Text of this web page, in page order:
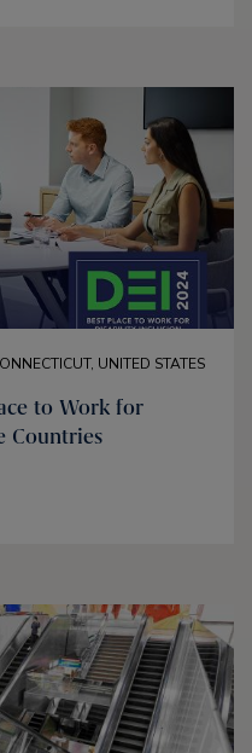
UNITED STATES
to Work for
Countries